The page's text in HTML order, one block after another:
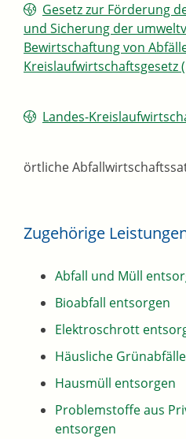
Gesetz zur Förderung
und Sicherung der
Bewirtschaftung von
Kreislaufwirtschaftsgesetz
Landes-
örtliche
Zugehörige
Abfall und Müll
Bioabfall entsorgen
Elektroschrott
Häusliche
Hausmüll entsorgen
Problemstoffe aus
entsorgen